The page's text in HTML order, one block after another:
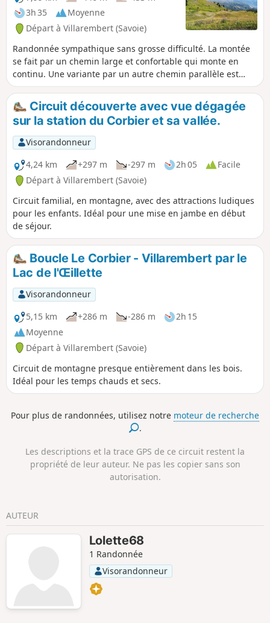
3h 35
Moyenne
Départ à Villarembert (Savoie)
Randonnée sympathique sans grosse difficulté. La montée
se fait par un chemin large et confortable qui monte en
continu. Une variante par un autre chemin parallèle est
possible (il passe par la combe des Arvins). Ces chemins
longent les alpages où l’on peut rencontrer nos amies les
vaches. Le retour en descente s'effectue par un sentier un
peu plus sauvage mais sans difficulté. Du fait de la
présence de plusieurs petits chemins plusieurs variantes
peuvent être envisagées.
Circuit découverte avec vue dégagée
sur la station du Corbier et sa vallée.
Visorandonneur
4,24 km
+297 m -297 m 2h 05
Facile
Départ à Villarembert (Savoie)
Circuit familial, en montagne, avec des attractions ludiques
pour les enfants. Idéal pour une mise en jambe en début
de séjour.
Boucle Le Corbier - Villarembert par le
Lac de l'Œillette
Visorandonneur
5,15 km
+286 m -286 m
2h 15
Moyenne
Départ à Villarembert (Savoie)
Circuit de montagne presque entièrement dans les bois.
Idéal pour les temps chauds et secs.
Pour plus de randonnées, utilisez notre moteur de recherche
.
Les descriptions et la trace GPS de ce circuit restent la
propriété de leur auteur. Ne pas les copier sans son
autorisation.
AUTEUR
Lolette68
1 Randonnée
Visorandonneur